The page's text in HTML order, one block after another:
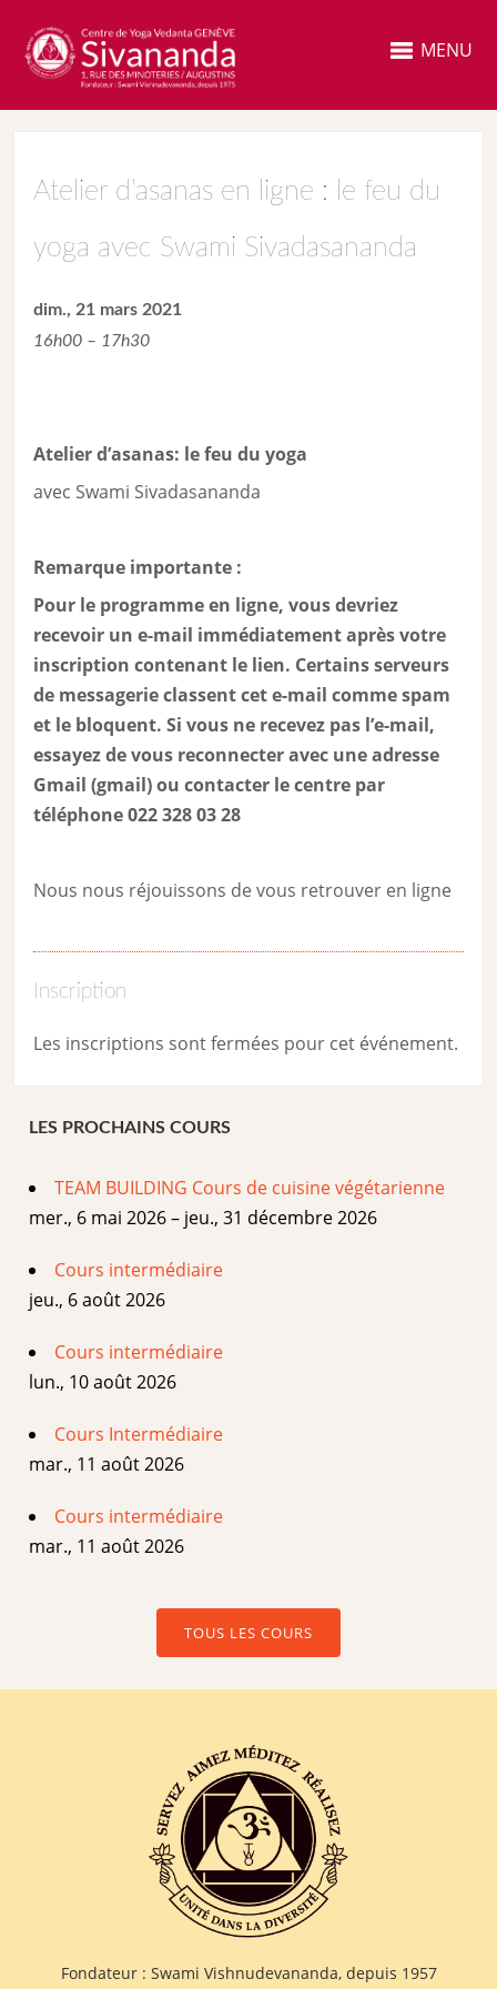
MENU
Atelier d’asanas en ligne : le feu du
yoga avec Swami Sivadasananda
dim., 21 mars 2021
16h00 – 17h30
Atelier d’asanas: le feu du yoga
avec Swami Sivadasananda
Remarque importante :
Pour le programme en ligne, vous devriez
recevoir un e-mail immédiatement après votre
inscription contenant le lien. Certains serveurs
de messagerie classent cet e-mail comme spam
et le bloquent. Si vous ne recevez pas l’e-mail,
essayez de vous reconnecter avec une adresse
Gmail (gmail) ou contacter le centre par
téléphone 022 328 03 28
Nous nous réjouissons de vous retrouver en ligne
Inscription
Les inscriptions sont fermées pour cet événement.
LES PROCHAINS COURS
TEAM BUILDING Cours de cuisine végétarienne
mer., 6 mai 2026 – jeu., 31 décembre 2026
Cours intermédiaire
jeu., 6 août 2026
Cours intermédiaire
lun., 10 août 2026
Cours Intermédiaire
mar., 11 août 2026
Cours intermédiaire
mar., 11 août 2026
TOUS LES COURS
Fondateur : Swami Vishnudevananda, depuis 1957